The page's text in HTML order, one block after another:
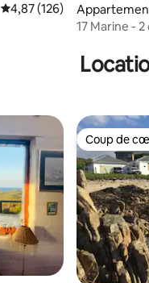
Évaluation moyenne sur
4,87 (126)
17 Marine -
Coup de
Coup de